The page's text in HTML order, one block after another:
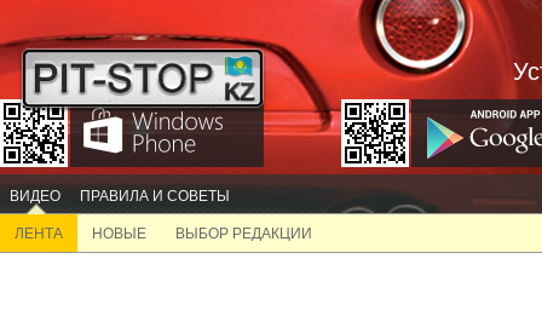
ВИДЕО ПРАВИЛА И СОВЕТЫ
ЛЕНТА НОВЫЕ ВЫБОР РЕДАКЦИИ